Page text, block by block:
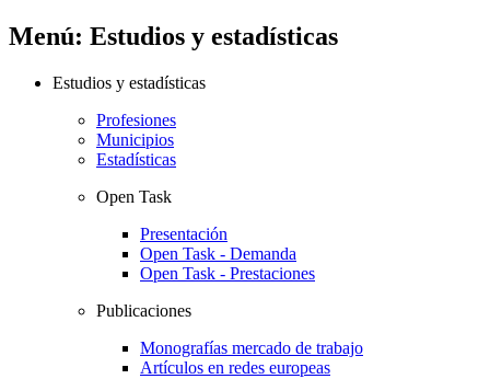
Menú: Estudios y estadísticas
Estudios y estadísticas
Profesiones
Municipios
Estadísticas
Open Task
Presentación
Open Task - Demanda
Open Task - Prestaciones
Publicaciones
Monografías mercado de trabajo
Artículos en redes europeas